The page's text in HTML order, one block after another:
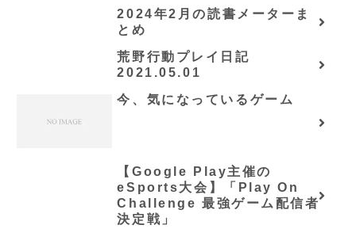
NOVELS)/可換環」シリーズ
全巻のあらすじ・感想
2024年2月の読書メーターま
とめ
荒野行動プレイ日記
2021.05.01
今、気になっているゲーム
【Google Play主催の
eSports大会】「Play On
Challenge 最強ゲーム配信者
決定戦」